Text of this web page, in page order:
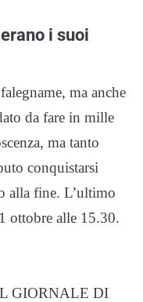
i suoi
ma anche
da fare in mille
ma tanto
conquistarsi
alla fine. L’ultimo
ottobre alle 15.30.
GIORNALE DI